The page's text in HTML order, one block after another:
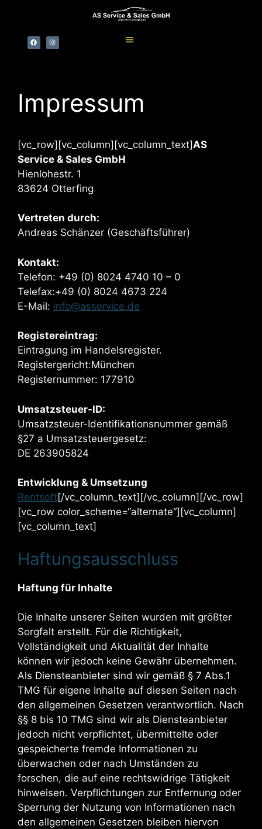
Impressum
[vc_row][vc_column][vc_column_text]AS
Service & Sales GmbH
Hienlohestr. 1
83624 Otterfing
Vertreten durch:
Andreas Schänzer (Geschäftsführer)
Kontakt:
Telefon: +49 (0) 8024 4740 10 – 0
Telefax:+49 (0) 8024 4673 224
E-Mail: info@asservice.de
Registereintrag:
Eintragung im Handelsregister.
Registergericht:München
Registernummer: 177910
Umsatzsteuer-ID:
Umsatzsteuer-Identifikationsnummer gemäß
§27 a Umsatzsteuergesetz:
DE 263905824
Entwicklung & Umsetzung
Rentsoft[/vc_column_text][/vc_column][/vc_row]
[vc_row color_scheme=“alternate“][vc_column]
[vc_column_text]
Haftungsausschluss
Haftung für Inhalte
Die Inhalte unserer Seiten wurden mit größter
Sorgfalt erstellt. Für die Richtigkeit,
Vollständigkeit und Aktualität der Inhalte
können wir jedoch keine Gewähr übernehmen.
Als Diensteanbieter sind wir gemäß § 7 Abs.1
TMG für eigene Inhalte auf diesen Seiten nach
den allgemeinen Gesetzen verantwortlich. Nach
§§ 8 bis 10 TMG sind wir als Diensteanbieter
jedoch nicht verpflichtet, übermittelte oder
gespeicherte fremde Informationen zu
überwachen oder nach Umständen zu
forschen, die auf eine rechtswidrige Tätigkeit
hinweisen. Verpflichtungen zur Entfernung oder
Sperrung der Nutzung von Informationen nach
den allgemeinen Gesetzen bleiben hiervon